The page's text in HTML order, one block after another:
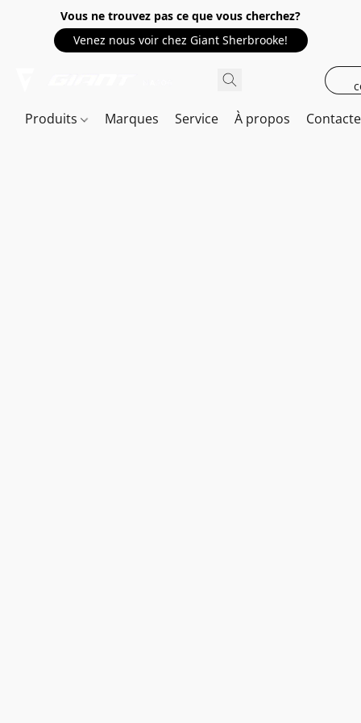
Vous ne trouvez pas ce que vous cherchez?
Venez nous voir chez Giant Sherbrooke!
Produits Marques Service À propos